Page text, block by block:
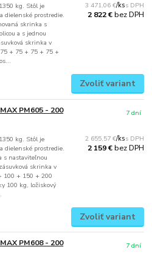
kg. Stôl je
dielenské prostredie.
skrinka s
a s jednou
skrinka v
+ 75 + 75 + 75 +
3 471,06 €/ks
2 822 €bez DPH
Zvoliť variant
PM605 - 200
kg. Stôl je
dielenské prostredie.
s nastaviteľnou
skrinka v
100 + 150 + 200
100 kg, ložiskový
2 655,57 €/ks
2 159 €bez DPH
7 dní
Zvoliť variant
PM608 - 200
7 dní